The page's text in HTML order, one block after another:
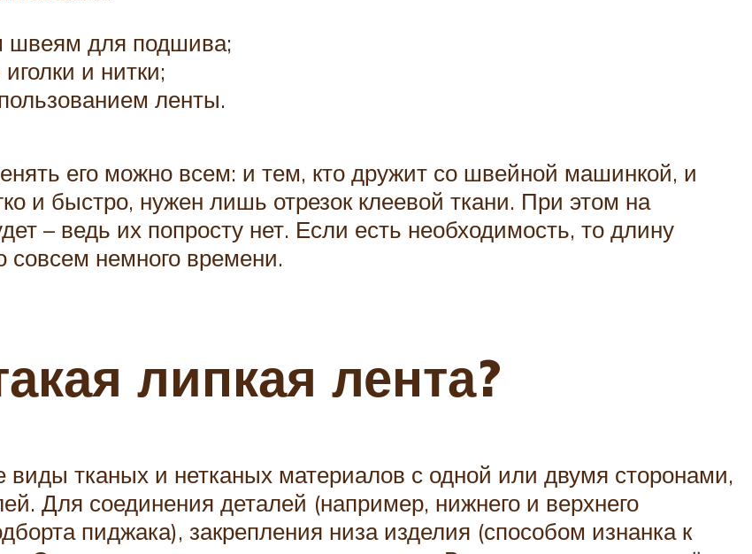
швеям для подшива;
и нитки;
ленты.
его можно всем: и тем, кто дружит со швейной машинкой, и
и быстро, нужен лишь отрезок клеевой ткани. При этом на
– ведь их попросту нет. Если есть необходимость, то длину
совсем немного времени.
липкая лента?
тканых и нетканых материалов с одной или двумя сторонами,
Для соединения деталей (например, нижнего и верхнего
пиджака), закрепления низа изделия (способом изнанка к